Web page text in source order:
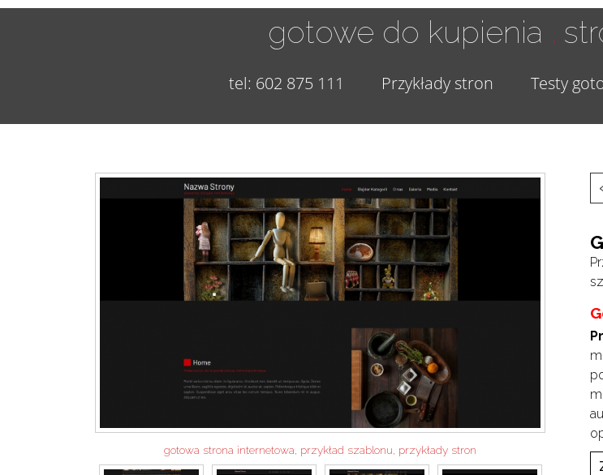
gotowe do kupienia .
tel: 602 875 111 Przykłady stron Testy
gotowa strona internetowa, przykład szablonu, przykłady stron